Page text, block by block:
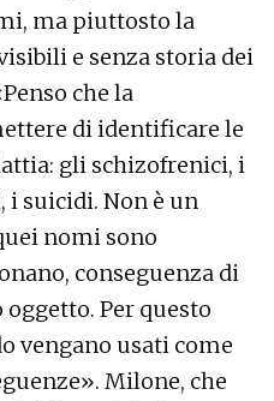
ma piuttosto la
e senza storia dei
che la
di identificare le
gli schizofrenici, i
i suicidi. Non è un
nomi sono
conseguenza di
Per questo
vengano usati come
Milone, che